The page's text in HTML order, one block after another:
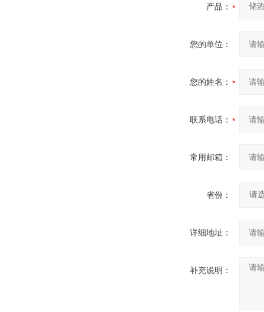
产品：
您的单位：
您的姓名：
联系电话：
常用邮箱：
省份：
详细地址：
补充说明：